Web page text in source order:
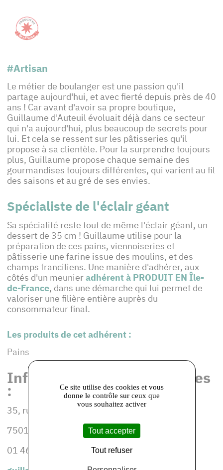
#Artisan
Le métier de boulanger est une passion qu'il
partage aujourd'hui, et avec fierté depuis près de 40
ans ! Car avant d'avoir sa propre boutique,
Guillaume d'Auteuil évoluait déjà dans ce secteur
qui n'a aujourd'hui, plus beaucoup de secrets pour
lui. Et cela se ressent sur les pâtisseries qu'il
propose à sa clientèle. Pour la surprendre toujours
plus, Guillaume propose chaque semaine des
gourmandises toujours différentes, qui varient au fil
des saisons et au gré de ses envies.
Spécialiste de l'éclair géant
Sa spécialité reste tout de même l'éclair géant, un
dessert de 35 cm ! Guillaume utilise pour la
préparation de ces pains, viennoiseries et
pâtisserie une farine issue des moulins, et des
champs franciliens. Une manière d'adhérer, aux
côtés d'un meunieradhérent à PRODUIT EN Île-
de-France, dans une démarche qui lui permet de
valoriser une filière entière auprès du
consommateur final.
Les produits de cet adhérent :
Pains
Informations et coordonnées
:
35, rue d'Auteuil
75016 PARIS
01 46 47 42 44
Ce site utilise des cookies et vous
donne le contrôle sur ceux que
vous souhaitez activer
Tout accepter
Tout refuser